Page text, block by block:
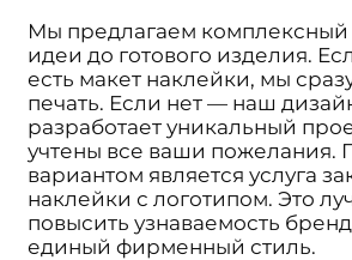
Мы предлагаем комплексный
идеи до готового изделия.
есть макет наклейки, мы
печать. Если нет — наш
разработает уникальный
учтены все ваши пожелания.
вариантом является услуга
наклейки с логотипом. Это
повысить узнаваемость
единый фирменный стиль.